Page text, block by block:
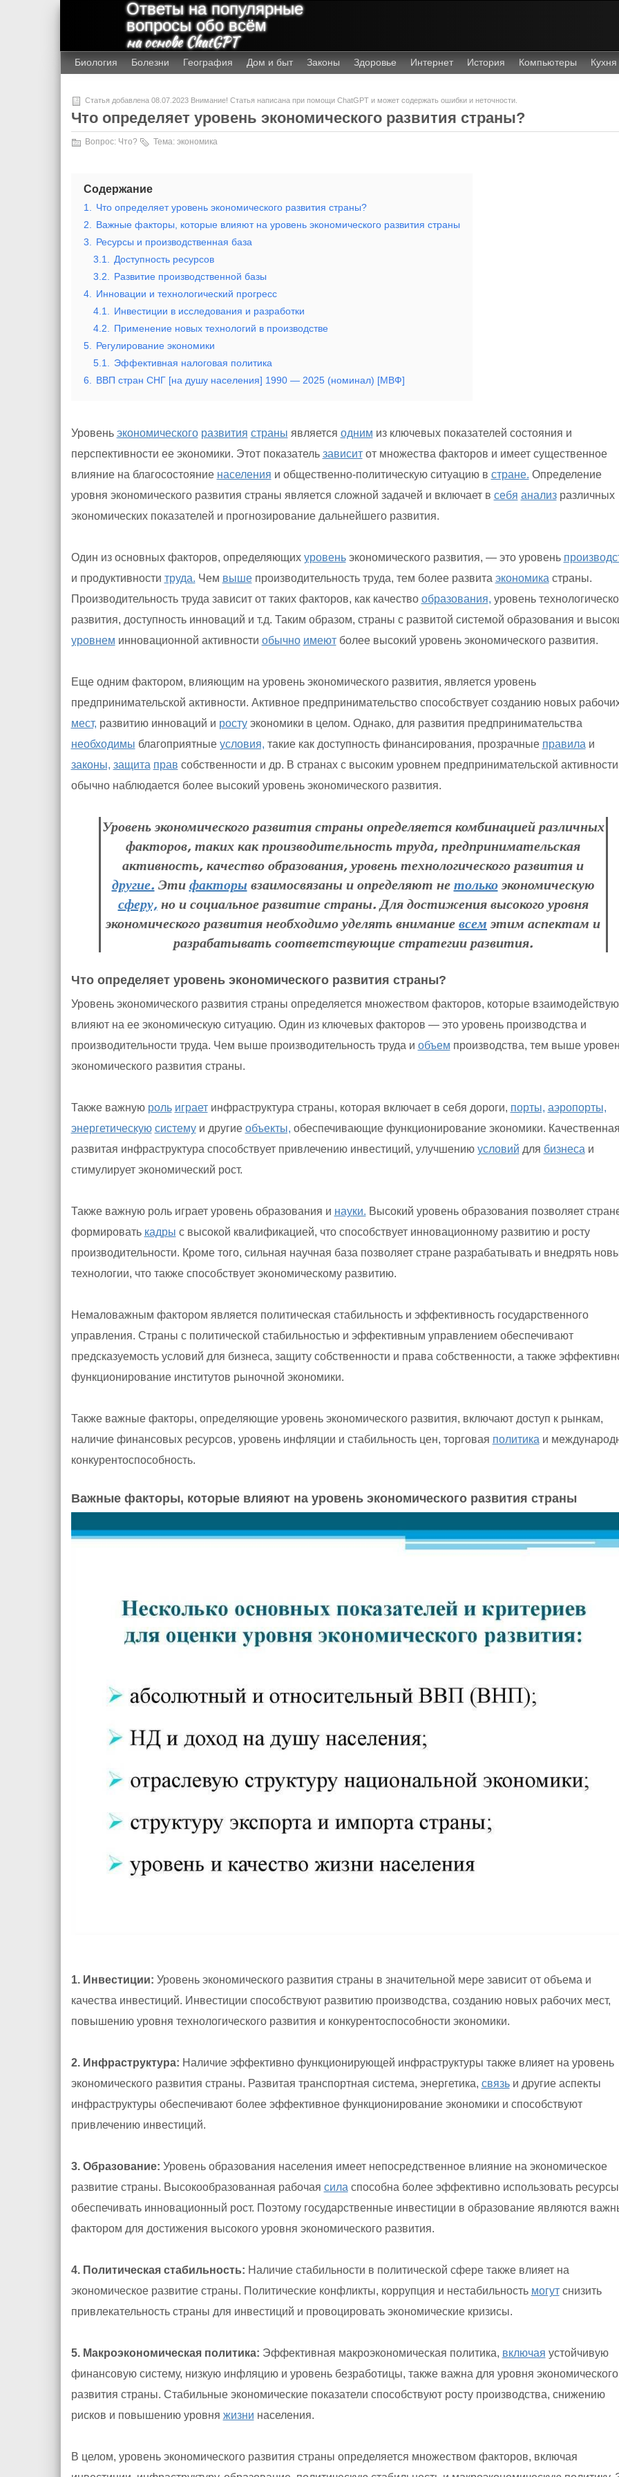
Ответы на популярные
вопросы обо всём
на основе ChatGPT
Биология Болезни География Дом и быт Законы Здоровье Интернет История Компьютеры Кухня
Статья добавлена 08.07.2023 Внимание! Статья написана при помощи ChatGPT и может содержать ошибки и неточности.
Что определяет уровень экономического развития страны?
Вопрос: Что? Тема: экономика
Содержание
1.
Что определяет уровень экономического развития страны?
2.
Важные факторы, которые влияют на уровень экономического развития страны
3.
Ресурсы и производственная база
3.1.
Доступность ресурсов
3.2.
Развитие производственной базы
4.
Инновации и технологический прогресс
4.1.
Инвестиции в исследования и разработки
4.2.
Применение новых технологий в производстве
5.
Регулирование экономики
5.1.
Эффективная налоговая политика
6.
ВВП стран СНГ [на душу населения] 1990 — 2025 (номинал) [МВФ]
Уровень экономического развития страны является одним из ключевых показателей состояния и
перспективности ее экономики. Этот показатель зависитот множества факторов и имеет существенное
влияние на благосостояние населения и общественно-политическую ситуацию в стране. Определение
уровня экономического развития страны является сложной задачей и включает в себя анализразличных
экономических показателей и прогнозирование дальнейшего развития.
Один из основных факторов, определяющих уровеньэкономического развития, — это уровень
и продуктивности труда. Чем вышепроизводительность труда, тем более развита экономика страны.
Производительность труда зависит от таких факторов, как качество образования, уровень
развития, доступность инноваций и т.д. Таким образом, страны с развитой системой образования и
уровнем инновационной активности обычно имеютболее высокий уровень экономического развития.
Еще одним фактором, влияющим на уровень экономического развития, является уровень
предпринимательской активности. Активное предпринимательство способствует созданию новых
мест, развитию инноваций и ростуэкономики в целом. Однако, для развития предпринимательства
необходимы благоприятные условия, такие как доступность финансирования, прозрачные правила и
законы, защита прав собственности и др. В странах с высоким уровнем предпринимательской активности
обычно наблюдается более высокий уровень экономического развития.
Уровень экономического развития страны определяется комбинацией различных
факторов, таких как производительность труда, предпринимательская
активность, качество образования, уровень технологического развития и
другие. Этифакторывзаимосвязаны и определяют нетолькоэкономическую
сферу,но и социальное развитие страны. Для достижения высокого уровня
экономического развития необходимо уделять вниманиевсемэтим аспектам и
разрабатывать соответствующие стратегии развития.
Что определяет уровень экономического развития страны?
Уровень экономического развития страны определяется множеством факторов, которые
влияют на ее экономическую ситуацию. Один из ключевых факторов — это уровень производства и
производительности труда. Чем выше производительность труда и объем производства, тем выше
экономического развития страны.
Также важную роль играетинфраструктура страны, которая включает в себя дороги, порты, аэропорты,
энергетическую системуи другие объекты, обеспечивающие функционирование экономики.
развитая инфраструктура способствует привлечению инвестиций, улучшению условий для бизнеса и
стимулирует экономический рост.
Также важную роль играет уровень образования и науки. Высокий уровень образования позволяет
формировать кадры с высокой квалификацией, что способствует инновационному развитию и росту
производительности. Кроме того, сильная научная база позволяет стране разрабатывать и внедрять
технологии, что также способствует экономическому развитию.
Немаловажным фактором является политическая стабильность и эффективность государственного
управления. Страны с политической стабильностью и эффективным управлением обеспечивают
предсказуемость условий для бизнеса, защиту собственности и права собственности, а также
функционирование институтов рыночной экономики.
Также важные факторы, определяющие уровень экономического развития, включают доступ к рынкам,
наличие финансовых ресурсов, уровень инфляции и стабильность цен, торговая политика и
конкурентоспособность.
Важные факторы, которые влияют на уровень экономического развития страны
1. Инвестиции: Уровень экономического развития страны в значительной мере зависит от объема и
качества инвестиций. Инвестиции способствуют развитию производства, созданию новых рабочих мест,
повышению уровня технологического развития и конкурентоспособности экономики.
2. Инфраструктура: Наличие эффективно функционирующей инфраструктуры также влияет на уровень
экономического развития страны. Развитая транспортная система, энергетика, связьи другие аспекты
инфраструктуры обеспечивают более эффективное функционирование экономики и способствуют
привлечению инвестиций.
3. Образование: Уровень образования населения имеет непосредственное влияние на экономическое
развитие страны. Высокообразованная рабочая сила способна более эффективно использовать
обеспечивать инновационный рост. Поэтому государственные инвестиции в образование являются
фактором для достижения высокого уровня экономического развития.
4. Политическая стабильность: Наличие стабильности в политической сфере также влияет на
экономическое развитие страны. Политические конфликты, коррупция и нестабильность могутснизить
привлекательность страны для инвестиций и провоцировать экономические кризисы.
5. Макроэкономическая политика: Эффективная макроэкономическая политика, включая устойчивую
финансовую систему, низкую инфляцию и уровень безработицы, также важна для уровня экономического
развития страны. Стабильные экономические показатели способствуют росту производства, снижению
рисков и повышению уровня жизни населения.
В целом, уровень экономического развития страны определяется множеством факторов, включая